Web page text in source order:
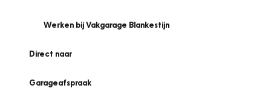
Werken bij Vakgarage Blankestijn
Direct naar
Garageafspraak